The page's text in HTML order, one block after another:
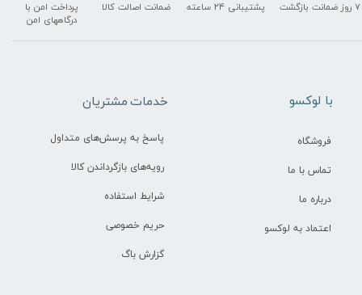
پشتیبانی ۲۴ ساعته
پرداخت امن با
درگاههای امن
۷ روز ضمانت بازگشت ضمانت اصالت کالا
خدمات مشتریان
پاسخ به پرسش‌های متداول
رویه‌های بازگرداندن کالا
شرایط استفاده
حریم خصوصی
گزارش باگ
​با لوکسو
فروشگاه
تماس با ما
درباره ما
اعتماد به لوکسو